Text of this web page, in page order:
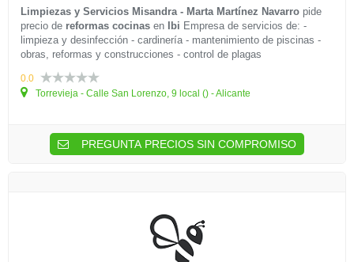
Limpiezas y Servicios Misandra - Marta Martínez Navarro pide
precio de reformas cocinas en Ibi Empresa de servicios de: -
limpieza y desinfección - cardinería - mantenimiento de piscinas -
obras, reformas y construcciones - control de plagas
0.0
Torrevieja - Calle San Lorenzo, 9 local () - Alicante
PREGUNTA PRECIOS SIN COMPROMISO